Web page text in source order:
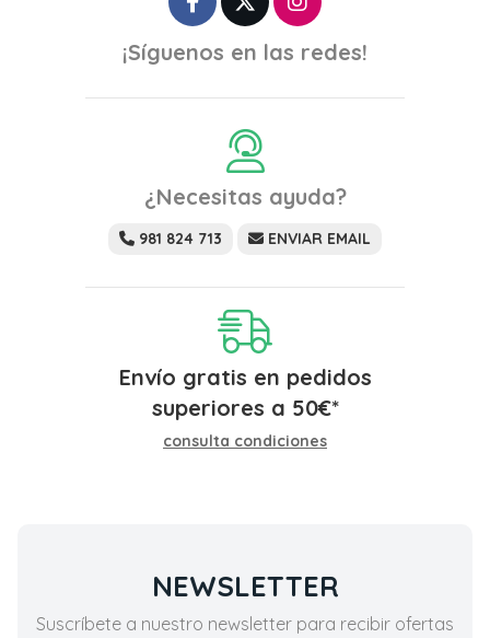
¡Síguenos en las redes!
¿Necesitas ayuda?
981 824 713 ENVIAR EMAIL
Envío gratis en pedidos
superiores a 50€*
consulta condiciones
NEWSLETTER
Suscríbete a nuestro newsletter para recibir ofertas